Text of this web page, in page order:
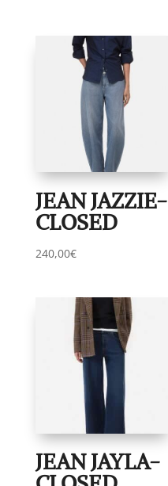
JEAN JAZZIE-
CLOSED
240,00€
JEAN JAYLA-